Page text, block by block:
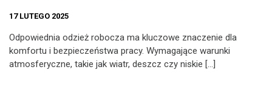
17 LUTEGO 2025
Odpowiednia odzież robocza ma kluczowe znaczenie dla
komfortu i bezpieczeństwa pracy. Wymagające warunki
atmosferyczne, takie jak wiatr, deszcz czy niskie […]